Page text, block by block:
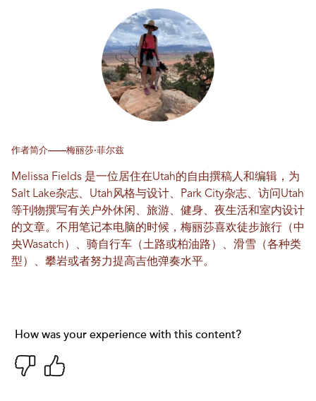
作者简介——梅丽莎·菲尔兹
Melissa Fields 是一位居住在Utah的自由撰稿人和编辑，为
Salt Lake杂志、Utah风格与设计、Park City杂志、访问Utah
等刊物撰写有关户外休闲、旅游、健身、夜生活和室内设计
的文章。不用笔记本电脑的时候，梅丽莎喜欢徒步旅行（中
央Wasatch）、骑自行车（土路或柏油路）、滑雪（各种类
型）、攀岩或者努力提高吉他弹奏水平。